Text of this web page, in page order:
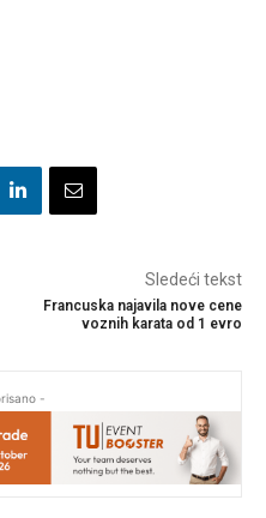
Sledeći tekst
Francuska najavila nove cene
voznih karata od 1 evro
-